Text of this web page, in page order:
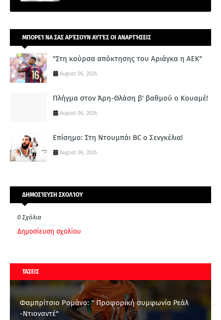
ΜΠΟΡΕΊ ΝΑ ΣΑΣ ΑΡΈΣΟΥΝ ΑΥΤΈΣ ΟΙ ΑΝΑΡΤΉΣΕΙΣ
"Στη κούρσα απόκτησης του Αριάγκα η ΑΕΚ"
August 06, 2026
Πλήγμα στον Άρη-Θλάση β' βαθμού ο Κουαμέ!
August 06, 2026
Επίσημο: Στη Ντουμπάι BC ο Σενγκέλια!
August 06, 2026
ΔΗΜΟΣΊΕΥΣΗ ΣΧΟΛΊΟΥ
0 Σχόλια
Δημοσίευση σχολίου
ΤΑΣΕΙΣ
Φαμπρίτσιο Ρομάνο: " Προφορική συμφωνία Ρεάλ
-Ντιοναντέ"